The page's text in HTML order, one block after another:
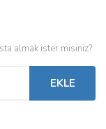
almak ister misiniz?
EKLE